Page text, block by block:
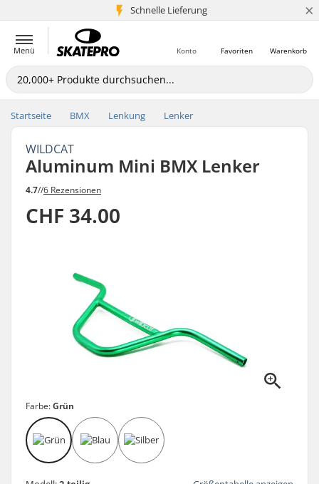
Schnelle Lieferung
5+ Mio. Kunden ×
Menü Warenkorb
Favoriten
Konto
Startseite BMX Lenkung Lenker
WILDCAT
Aluminum Mini BMX Lenker
4.7//6 Rezensionen
CHF 34.00
Farbe:Grün